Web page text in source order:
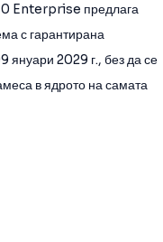
Enterprise предлага
с гарантирана
януари 2029 г., без да се
в ядрото на самата